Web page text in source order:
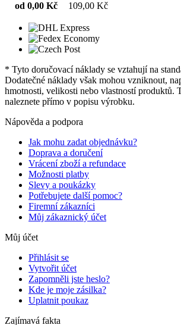
od 0,00 Kč
109,00 Kč
* Tyto doručovací náklady se vztahují na
Dodatečné náklady však mohou vzniknout,
hmotnosti, velikosti nebo vlastností produktů.
naleznete přímo v popisu výrobku.
Nápověda a podpora
Jak mohu zadat objednávku?
Doprava a doručení
Vrácení zboží a refundace
Možnosti platby
Slevy a poukázky
Potřebujete další pomoc?
Firemní zákazníci
Můj zákaznický účet
Můj účet
Přihlásit se
Vytvořit účet
Zapomněli jste heslo?
Kde je moje zásilka?
Uplatnit poukaz
Zajímavá fakta